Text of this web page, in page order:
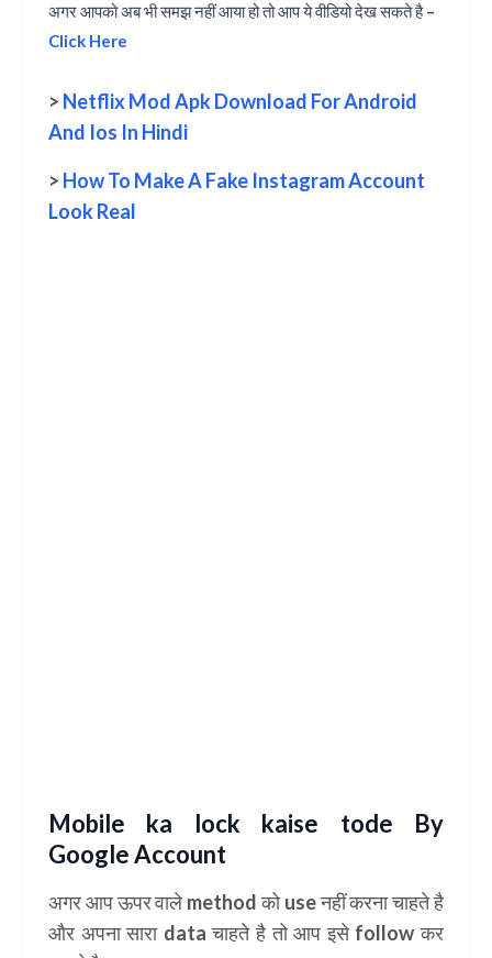
अगर आपको अब भी समझ नहीं आया हो तो आप ये वीडियो देख सकते है –
Click Here
> Netflix Mod Apk Download For Android
And Ios In Hindi
> How To Make A Fake Instagram Account
Look Real
Mobile ka lock kaise tode By
Google Account
अगर आप ऊपर वाले method को use नहीं करना चाहते है
और अपना सारा data चाहते है तो आप इसे follow कर